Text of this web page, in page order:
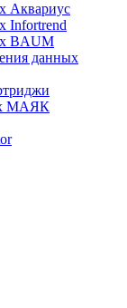
Аквариус
Infortrend
BAUM
данных
МАЯК